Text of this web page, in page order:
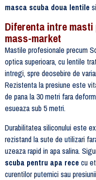
masca scuba doua lentile si
Diferenta intre
mass-market
Mastile profesionale precum
optica superioara, cu lentile
intregi, spre deosebire de
Rezistenta la presiune este
de pana la 30 metri fara
esueaza sub 5 metri.
Durabilitatea siliconului este
rezistand la sute de utilizari
uzeaza rapid in apa salina.
scuba pentru apa rece cu
curentilor puternici sau